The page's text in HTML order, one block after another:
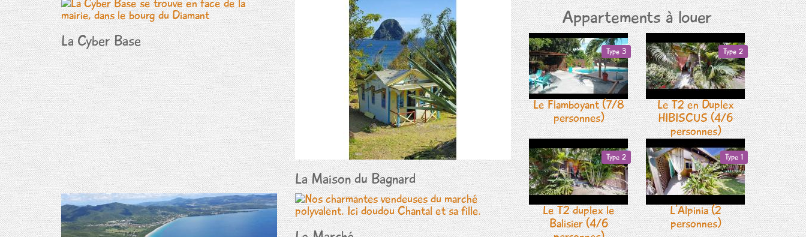
La Cyber Base
La Maison du Bagnard
Appartements à louer
Type 3
Le Flamboyant (7/8
personnes)
Type 2
Le T2 en Duplex
HIBISCUS (4/6
personnes)
Type 2
Le T2 duplex le
Balisier (4/6
Type 1
L'Alpinia (2
personnes)